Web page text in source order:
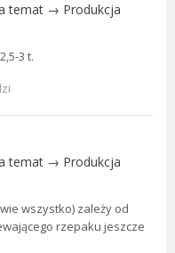
temat → Produkcja
3 t.
temat → Produkcja
wszystko) zależy od
rzepaku jeszcze